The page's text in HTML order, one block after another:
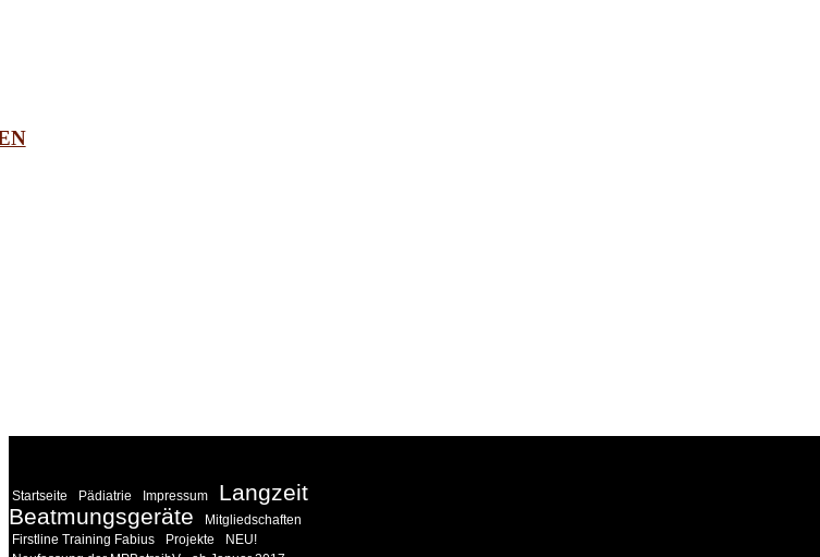
Startseite Pädiatrie Impressum
Langzeit
Beatmungsgeräte
Mitgliedschaften
Firstline Training Fabius
Projekte
NEU!